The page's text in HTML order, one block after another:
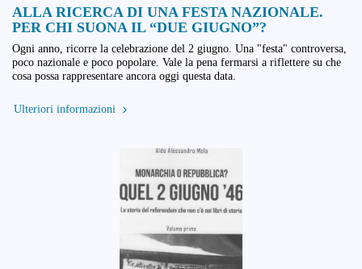
ALLA RICERCA DI UNA FESTA NAZIONALE.
PER CHI SUONA IL “DUE GIUGNO”?
Ogni anno, ricorre la celebrazione del 2 giugno. Una "festa" controversa,
poco nazionale e poco popolare. Vale la pena fermarsi a riflettere su che
cosa possa rappresentare ancora oggi questa data.
Ulteriori informazioni